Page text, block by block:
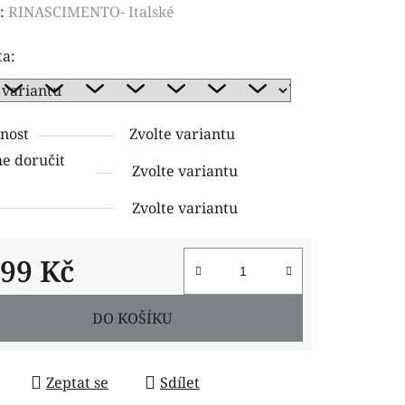
RINASCIMENTO- Italské
Zvolte variantu
doručit
Zvolte variantu
Zvolte variantu
Kč
cena:
DO KOŠÍKU
Zeptat se Sdílet